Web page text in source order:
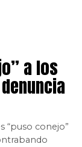
a los
“puso conejo”